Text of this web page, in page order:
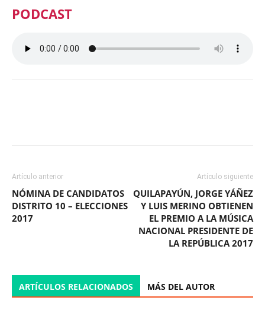
PODCAST
Artículo anterior
NÓMINA DE CANDIDATOS
DISTRITO 10 – ELECCIONES
2017
Artículo siguiente
QUILAPAYÚN, JORGE YÁÑEZ
Y LUIS MERINO OBTIENEN
EL PREMIO A LA MÚSICA
NACIONAL PRESIDENTE DE
LA REPÚBLICA 2017
ARTÍCULOS RELACIONADOS MÁS DEL AUTOR